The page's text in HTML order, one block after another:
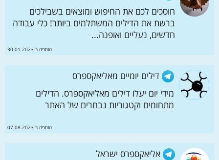
חוסכים לכם את החיפוש ומוצאים בשבילכים
ברשת את הדילים המשתלמים ביותר! כלי עבודה
חדשים, נעליים ואופנה...
הוספה ב 30.01.2023
דילים יומיים מאליאקספרס
מידי יום יעלו דילים מאליאקספרס. הדילים
מתחומים וקטגוריות נבחרים של האתר
הוספה ב 07.08.2023
אליאקספרס ישראל